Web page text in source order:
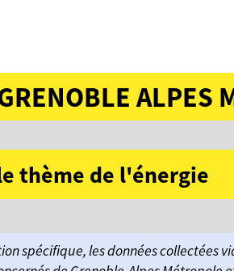
ALPES
thème de l'énergie
spécifique, les données collectées